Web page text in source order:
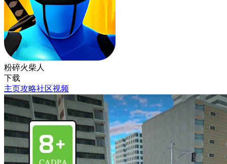
粉碎火柴人
下载
主页攻略社区视频